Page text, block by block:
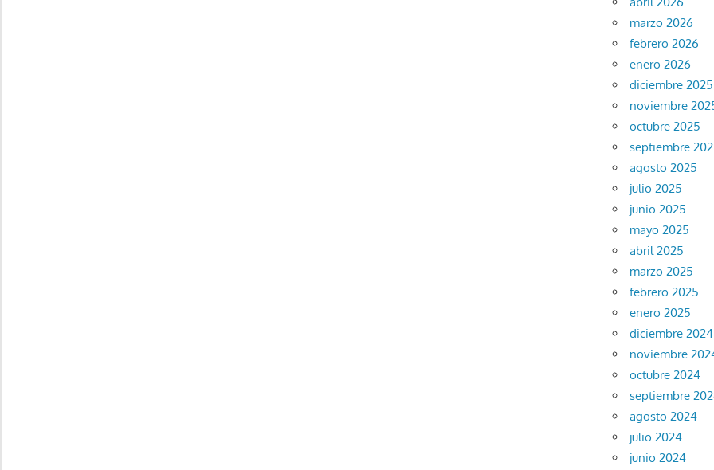
marzo 2026
febrero 2026
enero 2026
diciembre 2025
noviembre
octubre 2025
septiembre
agosto 2025
julio 2025
junio 2025
mayo 2025
abril 2025
marzo 2025
febrero 2025
enero 2025
diciembre 2024
noviembre
octubre 2024
septiembre
agosto 2024
julio 2024
junio 2024